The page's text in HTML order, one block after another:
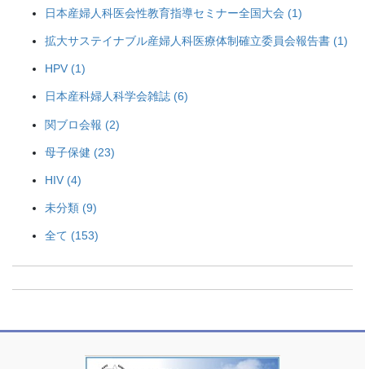
日本産婦人科医会性教育指導セミナー全国大会 (1)
拡大サステイナブル産婦人科医療体制確立委員会報告書 (1)
HPV (1)
日本産科婦人科学会雑誌 (6)
関ブロ会報 (2)
母子保健 (23)
HIV (4)
未分類 (9)
全て (153)